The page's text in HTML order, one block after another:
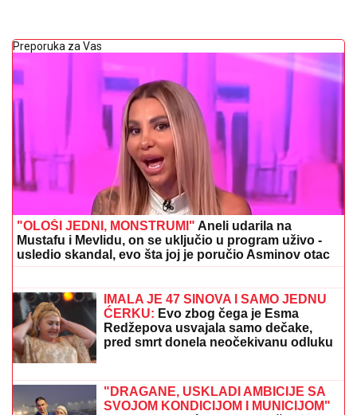
Preporuka za Vas
"OLOŠI JEDNI, MONSTRUMI" Aneli udarila na
Mustafu i Mevlidu, on se uključio u program uživo -
usledio skandal, evo šta joj je poručio Asminov otac
pred vatrogascima: Lekarka sa prve
linije u Ušću poslala potresnu poruku!
Redžepova usvajala samo dečake,
pred smrt donela neočekivanu odluku